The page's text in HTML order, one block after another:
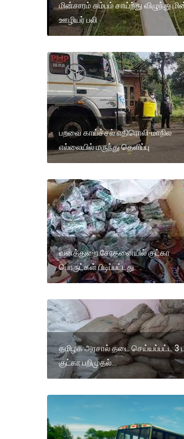
மின்சாரம் கம்பம் சாய்ந்து விழுந்து
ஊழியர் பலி
பறவை காய்ச்சல் எதிரொலி-மாநில
எல்லையில் மருந்து தெளிப்பு
வனத்துறை சோதனையில் குட்கா
பொருட்கள் பிடிப்பட்டது.
தமிழக அரசால் தடை செய்யப்பட்ட 3
குட்கா பறிமுதல்...